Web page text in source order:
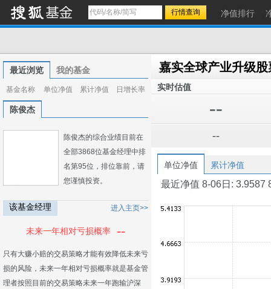
净值排行
最近浏览 我的基金
基金名称 单位净值 累计净值 日增长率
陈俊杰
陈俊杰的综合业绩目前在
全部3868位基金经理中排
名第95位，排位靠前，请
您谨慎投资。
该基金经理 进入主页>>
未来一年相对亏损概率 --
只有大赚小赔的交易策略才能有效降低未来亏
损的风险，未来一年相对亏损概率就是基金管
理者按照目前的交易策略未来一年跑输沪深
实时估值
--
--
单位净值 累计净值
最近净值 8-06日: 3.9587